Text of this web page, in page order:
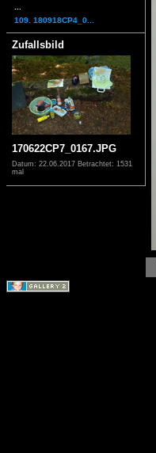
109. 180918CP4_0...
Zufallsbild
170622CP7_0167.JPG
Datum: 22.06.2017 Betrachtet: 1531
mal